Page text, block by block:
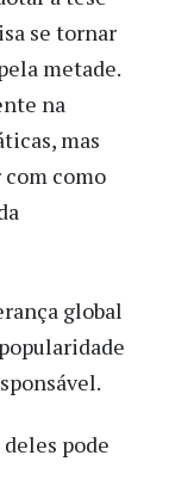
se tornar
metade.
na
mas
com como
global
pode